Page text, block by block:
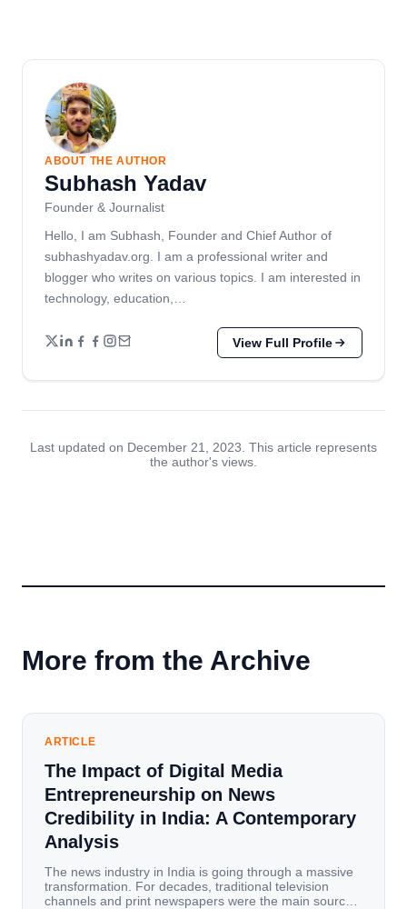
ABOUT THE AUTHOR
Subhash Yadav
Founder & Journalist
Hello, I am Subhash, Founder and Chief Author of
subhashyadav.org. I am a professional writer and
blogger who writes on various topics. I am interested in
technology, education,…
View Full Profile
Last updated on December 21, 2023. This article represents
the author's views.
More from the Archive
ARTICLE
The Impact of Digital Media
Entrepreneurship on News
Credibility in India: A Contemporary
Analysis
The news industry in India is going through a massive
transformation. For decades, traditional television
channels and print newspapers were the main sources